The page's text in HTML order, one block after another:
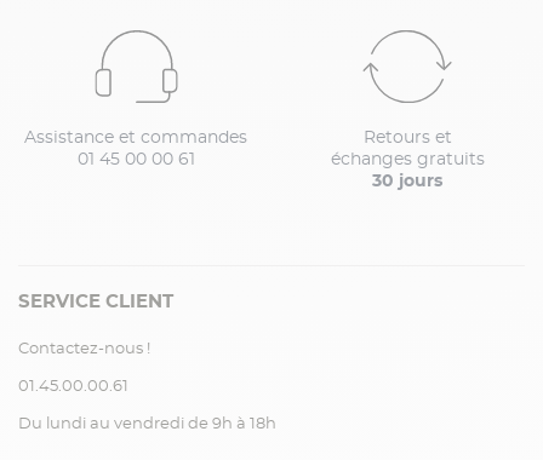
Assistance et commandes
01 45 00 00 61
Retours et
échanges gratuits
30 jours
SERVICE CLIENT
Contactez-nous !
01.45.00.00.61
Du lundi au vendredi de 9h à 18h